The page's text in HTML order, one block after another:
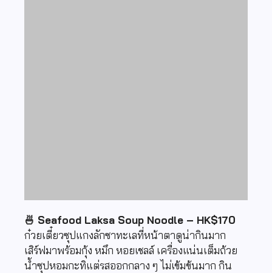
🍜 Seafood Laksa Soup Noodle – HK$170
ก๋วยเตี๋ยวซุปแกงลักซาทะเลที่หน้าตาดูน่ากินมาก
เสิร์ฟมาพร้อมกุ้ง หมึก หอยเชลล์ เครื่องแน่นเต็มถ้วย
น้ำซุปหอมกะทิแต่รสออกกลาง ๆ ไม่เข้มข้นมาก กิน